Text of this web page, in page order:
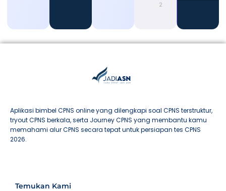
2026
Aplikasi bimbel CPNS online yang dilengkapi soal CPNS terstruktur,
tryout CPNS berkala, serta Journey CPNS yang membantu kamu
memahami alur CPNS secara tepat untuk persiapan tes CPNS
2026.
Temukan Kami